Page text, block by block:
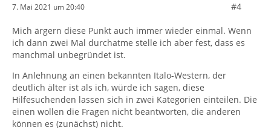
7. Mai 2021 um 20:40 #4
Mich ärgern diese Punkt auch immer wieder einmal. Wenn
ich dann zwei Mal durchatme stelle ich aber fest, dass es
manchmal unbegründet ist.
In Anlehnung an einen bekannten Italo-Western, der
deutlich älter ist als ich, würde ich sagen, diese
Hilfesuchenden lassen sich in zwei Kategorien einteilen. Die
einen wollen die Fragen nicht beantworten, die anderen
können es (zunächst) nicht.